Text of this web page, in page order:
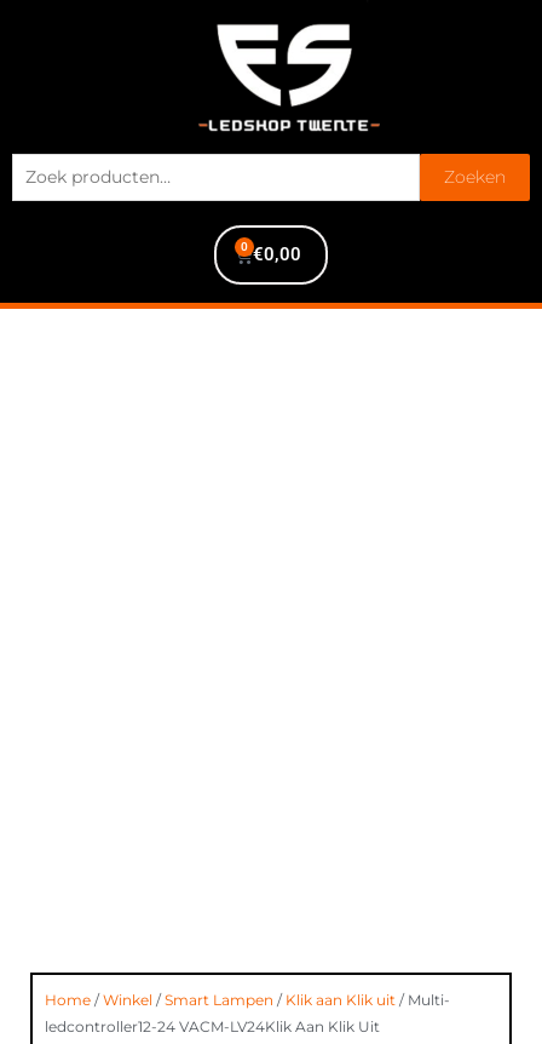
Zoeken
€0,00
0
Home /Winkel /Smart Lampen / Klik aan Klik uit / Multi-
ledcontroller12-24 VACM-LV24Klik Aan Klik Uit